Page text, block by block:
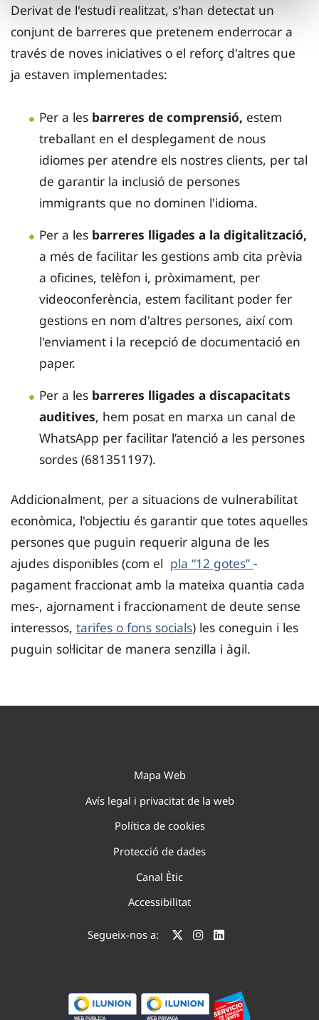
Derivat de l'estudi realitzat, s'han detectat un
conjunt de barreres que pretenem enderrocar a
través de noves iniciatives o el reforç d'altres que
ja estaven implementades:
Per a les barreres de comprensió, estem
treballant en el desplegament de nous
idiomes per atendre els nostres clients, per tal
de garantir la inclusió de persones
immigrants que no dominen l'idioma.
Per a les barreres lligades a la digitalització,
a més de facilitar les gestions amb cita prèvia
a oficines, telèfon i, pròximament, per
videoconferència, estem facilitant poder fer
gestions en nom d'altres persones, així com
l'enviament i la recepció de documentació en
paper.
Per a les barreres lligades a discapacitats
auditives, hem posat en marxa un canal de
WhatsApp per facilitar l’atenció a les persones
sordes (681351197).
Addicionalment, per a situacions de vulnerabilitat
econòmica, l'objectiu és garantir que totes aquelles
persones que puguin requerir alguna de les
ajudes disponibles (com el pla “12 gotes” -
pagament fraccionat amb la mateixa quantia cada
mes-, ajornament i fraccionament de deute sense
interessos, tarifes o fons socials) les coneguin i les
puguin sol·licitar de manera senzilla i àgil.
Mapa Web
Avís legal i privacitat de la web
Política de cookies
Protecció de dades
Canal Ètic
Accessibilitat
Segueix-nos a: